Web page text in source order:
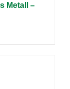
Metall –